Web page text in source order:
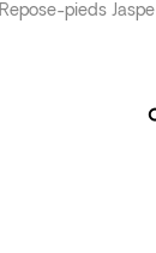
Repose-pieds